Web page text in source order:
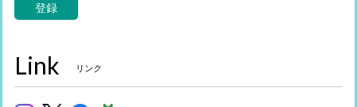
登録
Link リンク